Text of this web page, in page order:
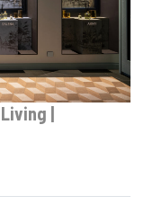
Living |